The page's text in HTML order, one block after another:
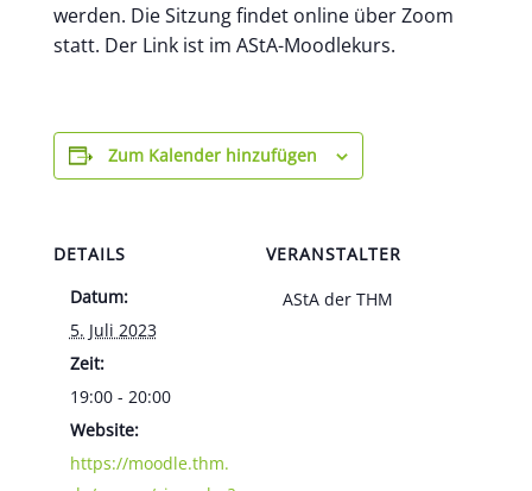
werden. Die Sitzung findet online über Zoom
statt. Der Link ist im AStA-Moodlekurs.
Zum Kalender hinzufügen
DETAILS
Datum:
5. Juli 2023
Zeit:
19:00 - 20:00
Website:
https://moodle.thm.
VERANSTALTER
AStA der THM